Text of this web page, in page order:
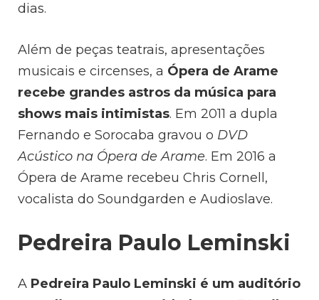
dias.
Além de peças teatrais, apresentações
musicais e circenses, a Ópera de Arame
recebe grandes astros da música para
shows mais intimistas. Em 2011 a dupla
Fernando e Sorocaba gravou o DVD
Acústico na Ópera de Arame. Em 2016 a
Ópera de Arame recebeu Chris Cornell,
vocalista do Soundgarden e Audioslave.
Pedreira Paulo Leminski
A Pedreira Paulo Leminski é um auditório